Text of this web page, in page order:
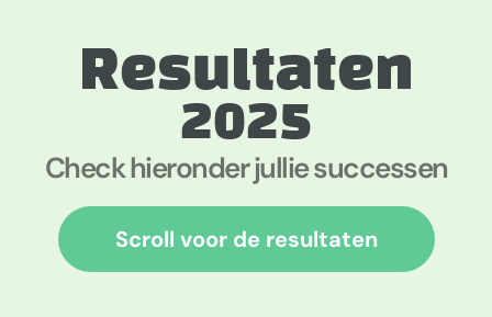
Resultaten
2025
Check hieronder jullie successen
Scroll voor de resultaten